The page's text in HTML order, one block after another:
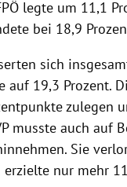
legte um 11,1
bei 18,9
sich
auf 19,3 Prozent.
zulegen
musste auch auf
Sie
nur mehr